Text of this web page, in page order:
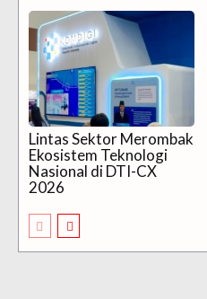
Lintas Sektor Merombak
Ekosistem Teknologi
Nasional di DTI-CX
2026